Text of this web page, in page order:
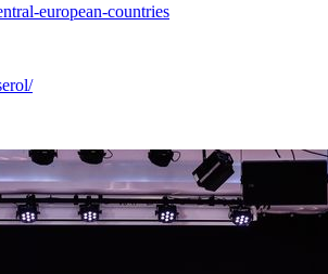
european-countries